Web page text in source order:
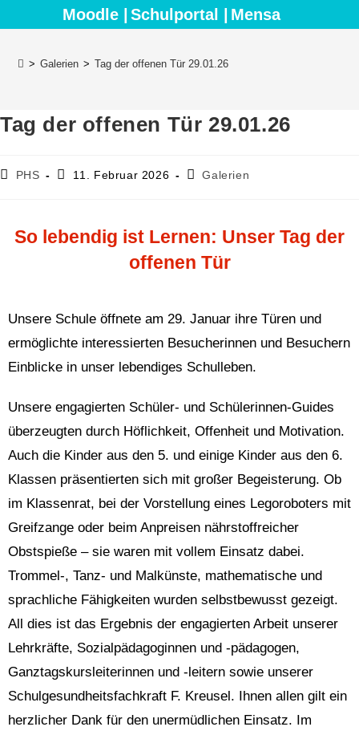
Moodle | Schulportal | Mensa
> Galerien > Tag der offenen Tür 29.01.26
Tag der offenen Tür 29.01.26
PHS 11. Februar 2026 Galerien
So lebendig ist Lernen: Unser Tag der
offenen Tür
Unsere Schule öffnete am 29. Januar ihre Türen und
ermöglichte interessierten Besucherinnen und Besuchern
Einblicke in unser lebendiges Schulleben.
Unsere engagierten Schüler- und Schülerinnen-Guides
überzeugten durch Höflichkeit, Offenheit und Motivation.
Auch die Kinder aus den 5. und einige Kinder aus den 6.
Klassen präsentierten sich mit großer Begeisterung. Ob
im Klassenrat, bei der Vorstellung eines Legoroboters mit
Greifzange oder beim Anpreisen nährstoffreicher
Obstspieße – sie waren mit vollem Einsatz dabei.
Trommel-, Tanz- und Malkünste, mathematische und
sprachliche Fähigkeiten wurden selbstbewusst gezeigt.
All dies ist das Ergebnis der engagierten Arbeit unserer
Lehrkräfte, Sozialpädagoginnen und -pädagogen,
Ganztagskursleiterinnen und -leitern sowie unserer
Schulgesundheitsfachkraft F. Kreusel. Ihnen allen gilt ein
herzlicher Dank für den unermüdlichen Einsatz. Im